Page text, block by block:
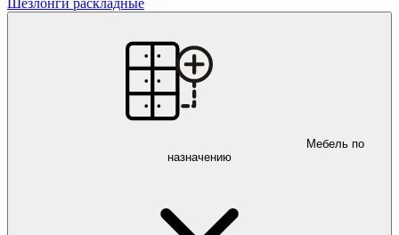
Шезлонги раскладные
Мебель по
назначению